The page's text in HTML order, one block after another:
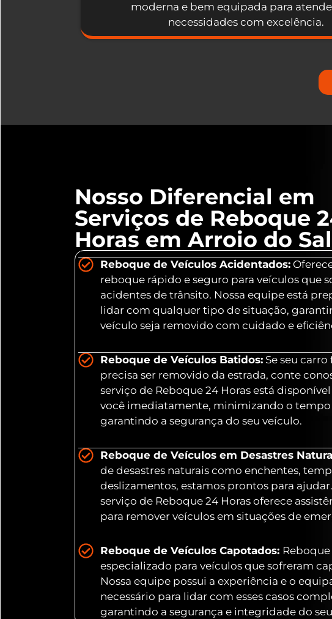
moderna e bem equipada para
necessidades com excelência.
Nosso Diferencial em
Serviços de Reboque
Horas em Arroio do
Reboque de Veículos Acidentados:
reboque rápido e seguro para veículos que
acidentes de trânsito. Nossa equipe está
lidar com qualquer tipo de situação,
veículo seja removido com cuidado e
Reboque de Veículos Batidos: Se seu
precisa ser removido da estrada, conte
serviço de Reboque 24 Horas está
você imediatamente, minimizando o tempo
garantindo a segurança do seu veículo.
Reboque de Veículos em Desastres
de desastres naturais como enchentes,
deslizamentos, estamos prontos para
serviço de Reboque 24 Horas oferece
para remover veículos em situações de
Reboque de Veículos Capotados: Reboque
especializado para veículos que sofreram
Nossa equipe possui a experiência e o
necessário para lidar com esses casos
garantindo a segurança e integridade do